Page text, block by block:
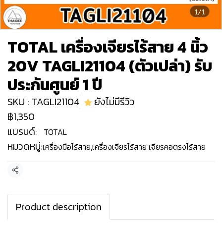
1/1
TOTAL เครื่องเจียรไร้สาย 4 นิ้ว
20V TAGLI21104 (ตัวเปล่า) รับ
ประกันศูนย์ 1 ปี
SKU : TAGLI21104
ยังไม่มีรีวิว
฿1,350
แบรนด์:
TOTAL
หมวดหมู่:เครื่องมือไร้สาย,เครื่องเจียรไร้สาย เจียรคอตรงไร้สาย
แชร์
Product description